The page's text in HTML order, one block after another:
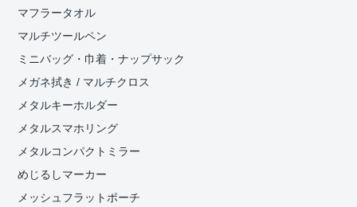
マフラータオル
マルチツールペン
ミニバッグ・巾着・ナップサック
メガネ拭き / マルチクロス
メタルキーホルダー
メタルスマホリング
メタルコンパクトミラー
めじるしマーカー
メッシュフラットポーチ